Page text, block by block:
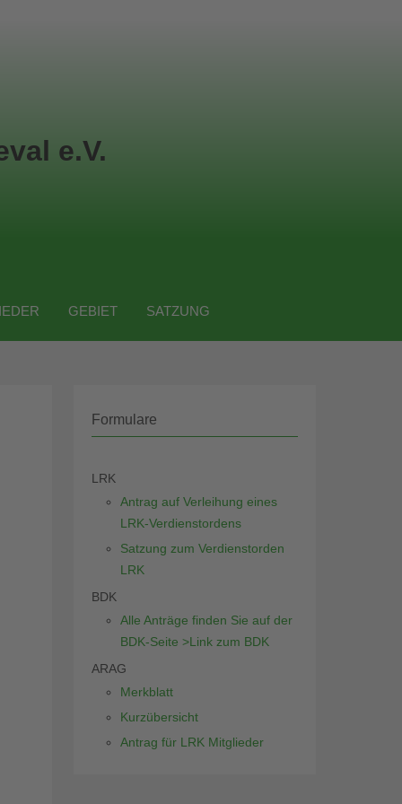
e.V.
GEBIET SATZUNG
Formulare
LRK
Antrag auf Verleihung eines
LRK-Verdienstordens
Satzung zum Verdienstorden
LRK
BDK
Alle Anträge finden Sie auf der
BDK-Seite >Link zum BDK
ARAG
Merkblatt
Kurzübersicht
Antrag für LRK Mitglieder